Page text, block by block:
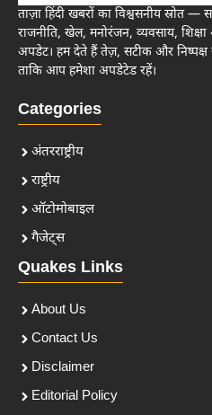
ताज़ा हिंदी खबरों का विश्वसनीय स्रोत —
राजनीति, खेल, मनोरंजन, व्यवसाय,
अपडेट। हम देते हैं तेज़, सटीक और
ताकि आप हमेशा अपडेटेड रहें।
Categories
अंतरराष्ट्रीय
राष्ट्रीय
ऑटोमोबाइल
गैजेट्स
Quakes Links
About Us
Contact Us
Disclaimer
Editorial Policy